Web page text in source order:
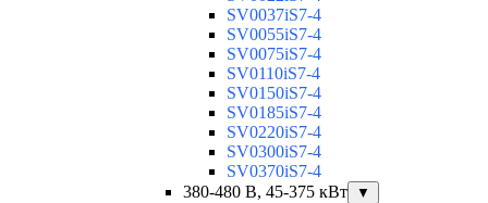
SV0037iS7-4
SV0055iS7-4
SV0075iS7-4
SV0110iS7-4
SV0150iS7-4
SV0185iS7-4
SV0220iS7-4
SV0300iS7-4
SV0370iS7-4
380-480 В, 45-375 кВт
▼